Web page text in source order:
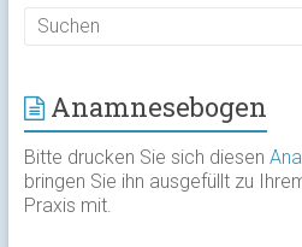
Anamnesebogen
Bitte drucken Sie sich diesen
bringen Sie ihn ausgefüllt zu
Praxis mit.